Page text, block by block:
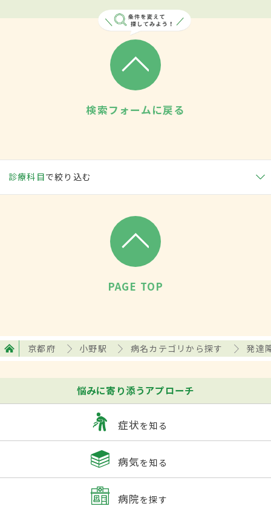
検索フォームに戻る
診療科目で絞り込む
PAGE TOP
京都府 小野駅 病名カテゴリから探す 発達
悩みに寄り添うアプローチ
症状を知る
病気を知る
病院を探す